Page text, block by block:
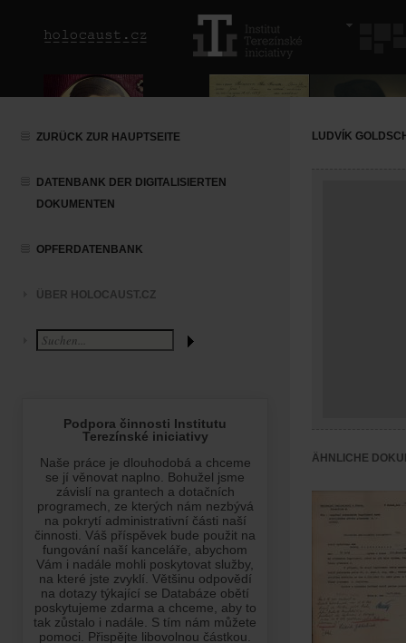
ZURÜCK ZUR HAUPTSEITE
DATENBANK DER DIGITALISIERTEN
DOKUMENTEN
OPFERDATENBANK
ÜBER HOLOCAUST.CZ
LUDVÍK
ÄHNLICHE